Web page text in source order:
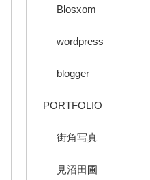
Blosxom
wordpress
blogger
PORTFOLIO
街角写真
見沼田圃